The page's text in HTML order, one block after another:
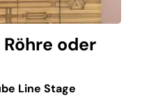
oder
Line Stage